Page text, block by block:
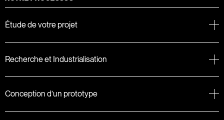
Étude de votre projet
Recherche et Industrialisation
Conception d’un prototype